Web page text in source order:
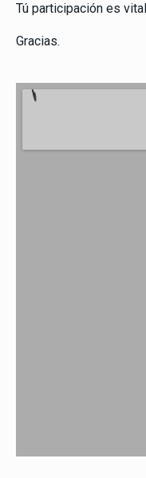
Tú participación es
Gracias.